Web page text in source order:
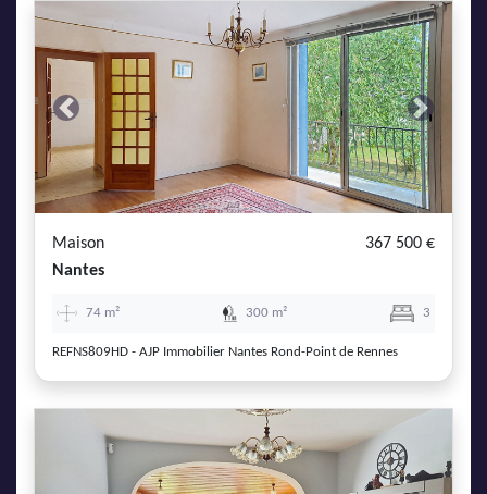
Previous Next
Maison
367 500 €
Nantes
74 m² 300 m² 3
REFNS809HD - AJP Immobilier Nantes Rond-Point de Rennes